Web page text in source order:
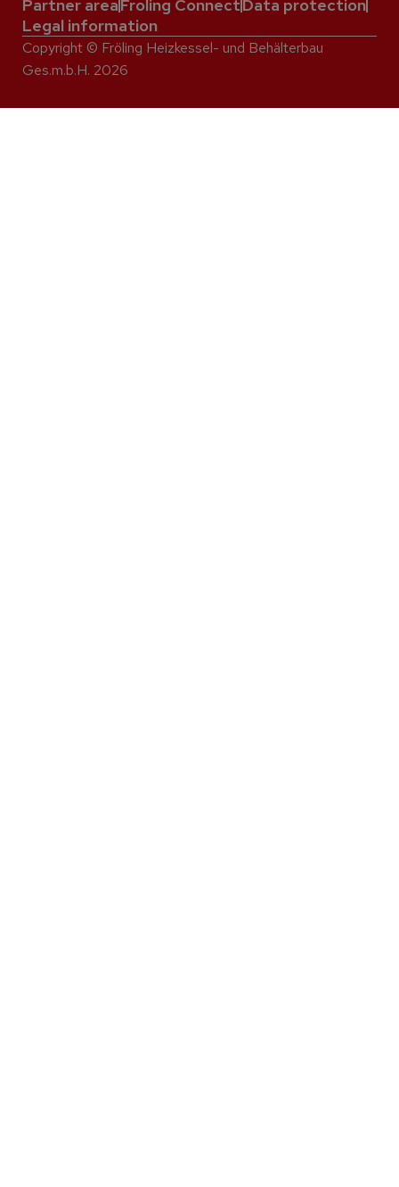
Partner areaFroling ConnectData protection
Legal information
Copyright © Fröling Heizkessel- und Behälterbau
Ges.m.b.H. 2026